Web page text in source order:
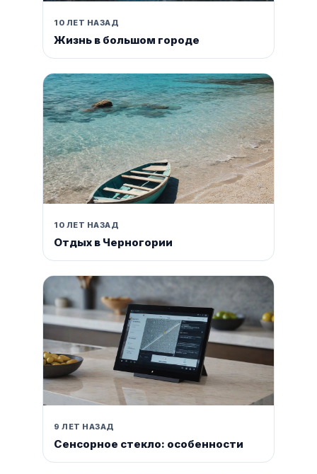
10 ЛЕТ НАЗАД
Жизнь в большом городе
10 ЛЕТ НАЗАД
Отдых в Черногории
9 ЛЕТ НАЗАД
Сенсорное стекло: особенности